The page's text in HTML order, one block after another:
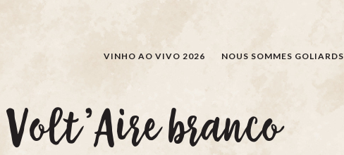
VINHO AO VIVO 2026 NOUS SOMMES GOLIARDS
Volt’Aire branco